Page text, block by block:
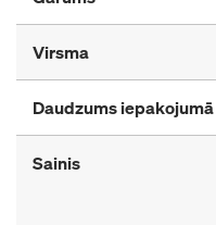
Virsma
Daudzums iepakojumā
Sainis